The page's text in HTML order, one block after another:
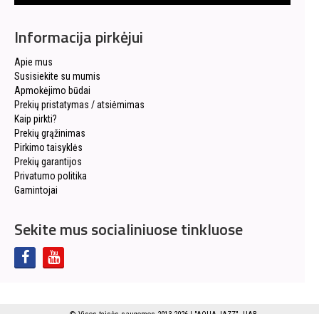
Informacija pirkėjui
Apie mus
Susisiekite su mumis
Apmokėjimo būdai
Prekių pristatymas / atsiėmimas
Kaip pirkti?
Prekių grąžinimas
Pirkimo taisyklės
Prekių garantijos
Privatumo politika
Gamintojai
Sekite mus socialiniuose tinkluose